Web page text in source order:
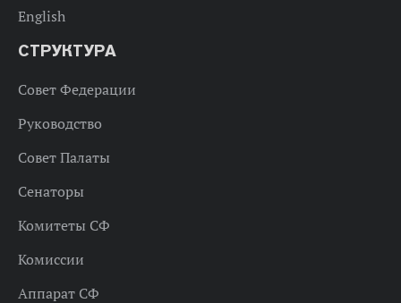
English
СТРУКТУРА
Совет Федерации
Руководство
Совет Палаты
Сенаторы
Комитеты СФ
Комиссии
Аппарат СФ